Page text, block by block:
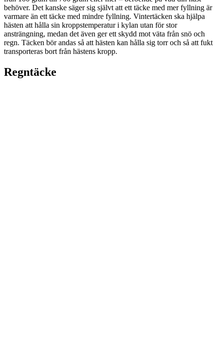
behöver. Det kanske säger sig självt att ett täcke med mer fyllning är
varmare än ett täcke med mindre fyllning. Vintertäcken ska hjälpa
hästen att hålla sin kroppstemperatur i kylan utan för stor
ansträngning, medan det även ger ett skydd mot väta från snö och
regn. Täcken bör andas så att hästen kan hålla sig torr och så att fukt
transporteras bort från hästens kropp.
Regntäcke